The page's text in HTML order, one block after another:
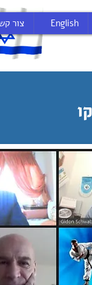
English צור